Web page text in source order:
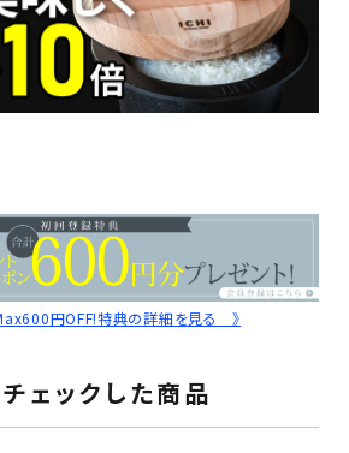
円OFF!特典の詳細を見る 》
ェックした商品